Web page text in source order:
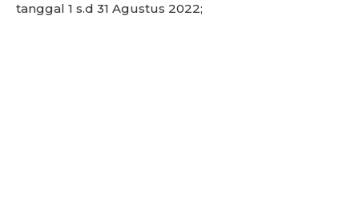
tanggal 1 s.d 31 Agustus 2022;